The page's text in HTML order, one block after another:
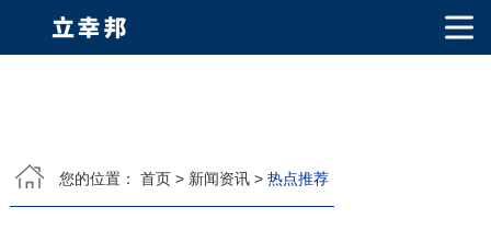
公司简介
公司相册
您的位置： 首页> 新闻资讯> 热点推荐